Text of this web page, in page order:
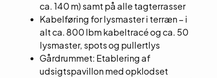
ca. 140 m) samt på alle tagterrasser
Kabelføring for lysmaster i terræn – i
alt ca. 800 lbm kabeltracé og ca. 50
lysmaster, spots og pullertlys
Gårdrummet: Etablering af
udsigtspavillon med opklodset